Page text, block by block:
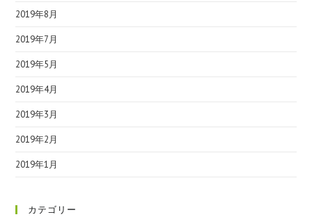
2019年8月
2019年7月
2019年5月
2019年4月
2019年3月
2019年2月
2019年1月
カテゴリー